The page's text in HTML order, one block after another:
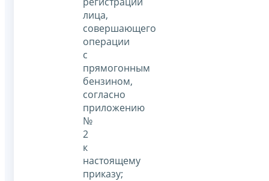
лица,
совершающего
операции
с
прямогонным
бензином,
согласно
приложению
№
2
к
настоящему
приказу;